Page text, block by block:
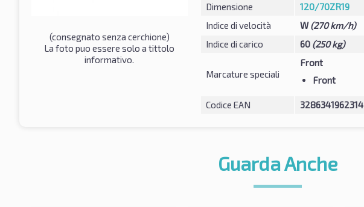
(consegnato senza cerchione)
La foto puo essere solo a tittolo
informativo.
Dimensione
120/70ZR19
Indice di velocità
W(270 km/h)
Indice di carico
60 (250 kg)
Marcature speciali
Front
Front
Codice EAN 3286341962314
Guarda Anche